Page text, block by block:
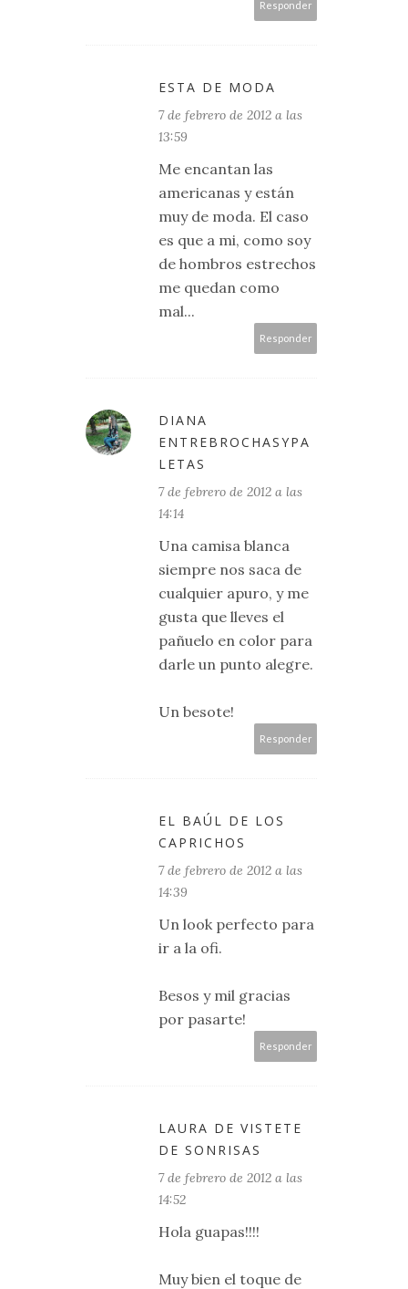
Responder
ESTA DE MODA
7 de febrero de 2012 a las
13:59
Me encantan las
americanas y están
muy de moda. El caso
es que a mi, como soy
de hombros estrechos
me quedan como
mal...
Responder
DIANA
ENTREBROCHASYPA
LETAS
7 de febrero de 2012 a las
14:14
Una camisa blanca
siempre nos saca de
cualquier apuro, y me
gusta que lleves el
pañuelo en color para
darle un punto alegre.
Un besote!
Responder
EL BAÚL DE LOS
CAPRICHOS
7 de febrero de 2012 a las
14:39
Un look perfecto para
ir a la ofi.
Besos y mil gracias
por pasarte!
Responder
LAURA DE VISTETE
DE SONRISAS
7 de febrero de 2012 a las
14:52
Hola guapas!!!!
Muy bien el toque de